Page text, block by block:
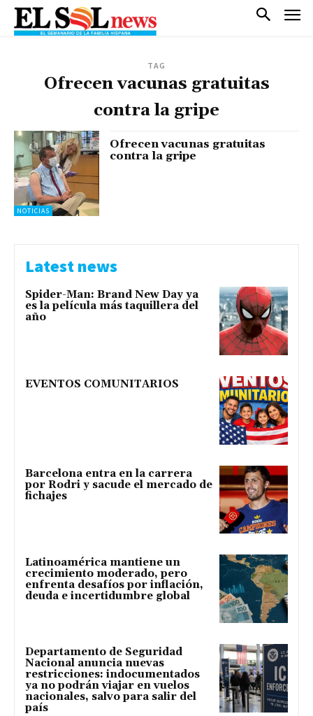
TAG
Ofrecen vacunas gratuitas
contra la gripe
NOTICIAS
Ofrecen vacunas gratuitas
contra la gripe
Latest news
Spider-Man: Brand New Day ya
es la película más taquillera del
año
EVENTOS COMUNITARIOS
Barcelona entra en la carrera
por Rodri y sacude el mercado de
fichajes
Latinoamérica mantiene un
crecimiento moderado, pero
enfrenta desafíos por inflación,
deuda e incertidumbre global
Departamento de Seguridad
Nacional anuncia nuevas
restricciones: indocumentados
ya no podrán viajar en vuelos
nacionales, salvo para salir del
país